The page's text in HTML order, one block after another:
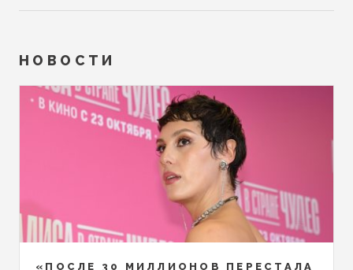
НОВОСТИ
«ПОСЛЕ 30 МИЛЛИОНОВ ПЕРЕСТАЛА